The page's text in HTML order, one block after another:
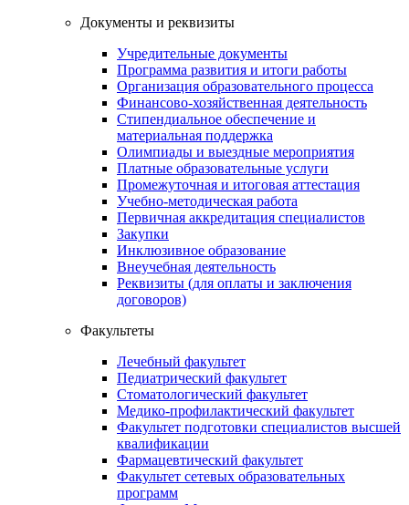
Документы и реквизиты
Учредительные документы
Программа развития и итоги работы
Организация образовательного процесса
Финансово-хозяйственная деятельность
Стипендиальное обеспечение и
материальная поддержка
Олимпиады и выездные мероприятия
Платные образовательные услуги
Промежуточная и итоговая аттестация
Учебно-методическая работа
Первичная аккредитация специалистов
Закупки
Инклюзивное образование
Внеучебная деятельность
Реквизиты (для оплаты и заключения
договоров)
Факультеты
Лечебный факультет
Педиатрический факультет
Стоматологический факультет
Медико-профилактический факультет
Факультет подготовки специалистов высшей
квалификации
Фармацевтический факультет
Факультет сетевых образовательных
программ